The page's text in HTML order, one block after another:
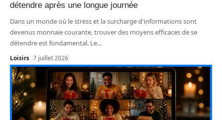
détendre après une longue journée
Dans un monde où le stress et la surcharge d'informations sont
devenus monnaie courante, trouver des moyens efficaces de se
détendre est fondamental. Le…
Loisirs 7 juillet 2026